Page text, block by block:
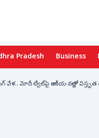
Pradesh Business
వేళ.. మోదీ ట్వీట్‌పై రాజకీయ వర్గాల్లో విస్తృత